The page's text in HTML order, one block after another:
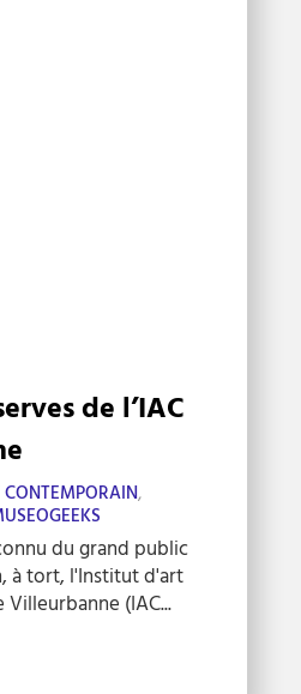
de l’IAC
,
du grand public
à tort, l'Institut d'art
(IAC...